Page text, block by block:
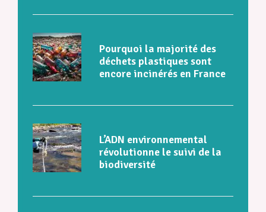
Pourquoi la majorité des
déchets plastiques sont
encore incinérés en France
L’ADN environnemental
révolutionne le suivi de la
biodiversité